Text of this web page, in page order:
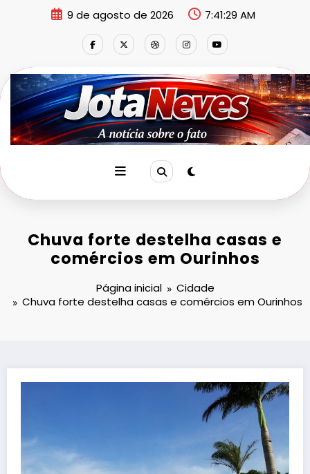
9 de agosto de 2026 7:41:29 AM
Chuva forte destelha casas e
comércios em Ourinhos
Página inicial
Cidade
Chuva forte destelha casas e comércios em Ourinhos